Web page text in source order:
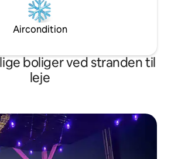
Aircondition
boliger ved stranden til
leje